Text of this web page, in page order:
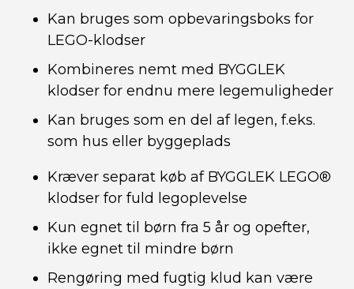
Kan bruges som opbevaringsboks for
LEGO-klodser
Kombineres nemt med BYGGLEK
klodser for endnu mere legemuligheder
Kan bruges som en del af legen, f.eks.
som hus eller byggeplads
Kræver separat køb af BYGGLEK LEGO®
klodser for fuld legoplevelse
Kun egnet til børn fra 5 år og opefter,
ikke egnet til mindre børn
Rengøring med fugtig klud kan være